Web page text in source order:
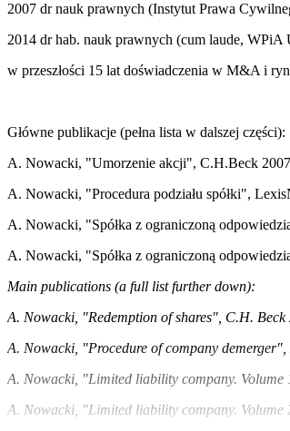
2007 dr nauk prawnych (Instytut Prawa
2014 dr hab. nauk prawnych (cum laude,
w przeszłości 15 lat doświadczenia w M&A i
Główne publikacje (pełna lista w dalszej części):
A. Nowacki, "Umorzenie akcji", C.H.Beck 2007
A. Nowacki, "Procedura podziału spółki",
A. Nowacki, "Spółka z ograniczoną
A. Nowacki, "Spółka z ograniczoną
Main publications (a full list further down):
A. Nowacki, "Redemption of shares", C.H. Beck
A. Nowacki, "Procedure of company demerger",
A. Nowacki, "Limited liability company. Volume
A. Nowacki, "Limited liability company. Volume